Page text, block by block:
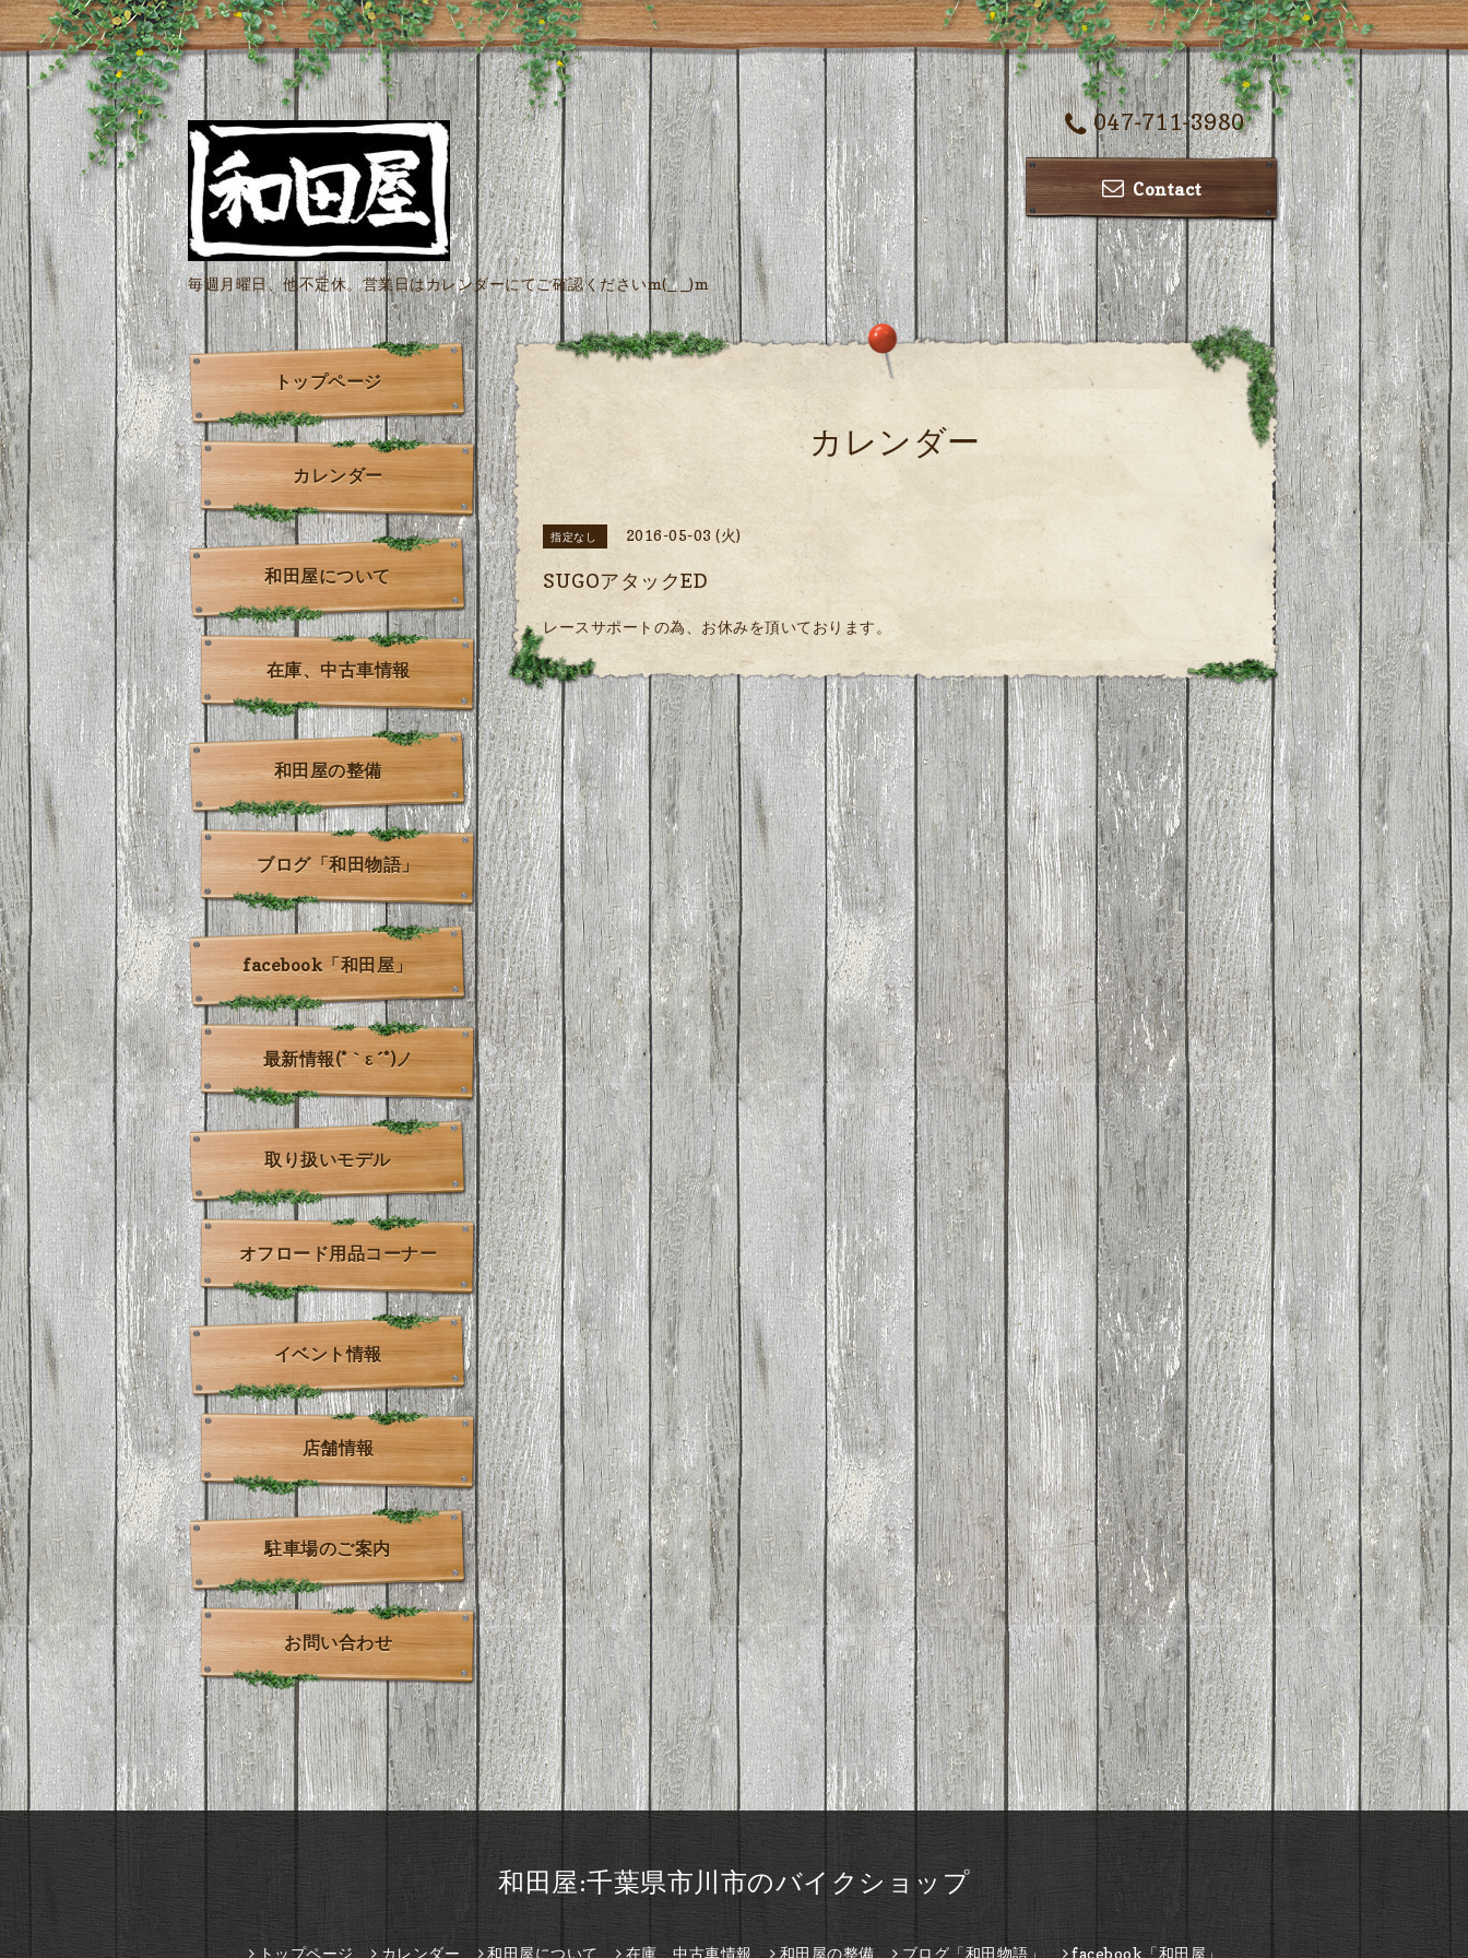
047-711-3980
Contact
毎週月曜日、他不定休。営業日はカレンダーにてご確認くださいm(_ _)m
カレンダー
指定なし 2016-05-03 (火)
SUGOアタックED
レースサポートの為、お休みを頂いております。
トップページ
カレンダー
和田屋について
在庫、中古車情報
和田屋の整備
ブログ「和田物語」
facebook「和田屋」
最新情報(*｀ε´*)ノ
取り扱いモデル
オフロード用品コーナー
イベント情報
店舗情報
駐車場のご案内
お問い合わせ
和田屋:千葉県市川市のバイクショップ
トップページ カレンダー 和田屋について 在庫、中古車情報 和田屋の整備 ブログ「和田物語」 facebook「和田屋」